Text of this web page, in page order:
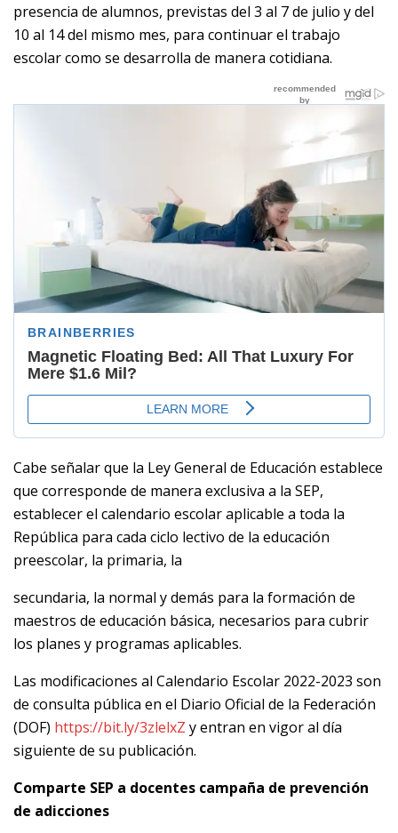
presencia de alumnos, previstas del 3 al 7 de julio y del
10 al 14 del mismo mes, para continuar el trabajo
escolar como se desarrolla de manera cotidiana.
Cabe señalar que la Ley General de Educación establece
que corresponde de manera exclusiva a la SEP,
establecer el calendario escolar aplicable a toda la
República para cada ciclo lectivo de la educación
preescolar, la primaria, la
secundaria, la normal y demás para la formación de
maestros de educación básica, necesarios para cubrir
los planes y programas aplicables.
Las modificaciones al Calendario Escolar 2022-2023 son
de consulta pública en el Diario Oficial de la Federación
(DOF) https://bit.ly/3zlelxZ y entran en vigor al día
siguiente de su publicación.
Comparte SEP a docentes campaña de prevención
de adicciones